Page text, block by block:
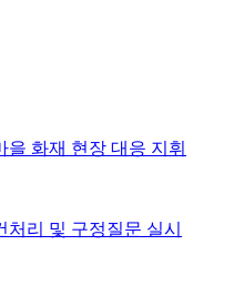
화재 현장 대응 지휘
리 및 구정질문 실시